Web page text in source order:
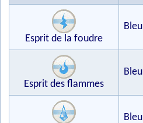
Esprit de la foudre
Bleu
Esprit des flammes
Bleu
Bleu